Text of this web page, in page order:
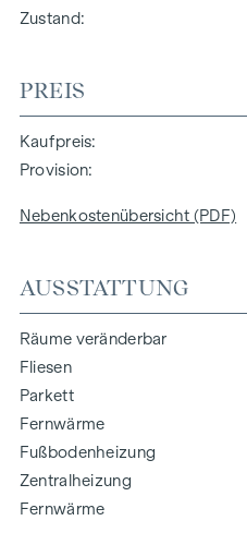
Zustand
PREIS
Kaufpreis
Provision
Nebenkostenübersicht (PDF)
AUSSTATTUNG
Räume veränderbar
Fliesen
Parkett
Fernwärme
Fußbodenheizung
Zentralheizung
Fernwärme